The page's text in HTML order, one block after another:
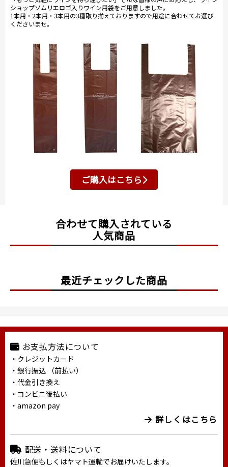
ショップソムリエロゴ入りワイン用袋をご用意しました。
1本用・2本用・3本用の3種取り揃えておりますので用途に合わせてお選び
くださいませ。
ご購入はこちら
合わせて購入されている
人気商品
最近チェックした商品
お支払方法について
・クレジットカード
・銀行振込 （前払い）
・代金引き換え
・コンビニ後払い
・amazon pay
詳しくはこちら
配送・送料について
佐川急便もしくはヤマト運輸でお届けいたします。